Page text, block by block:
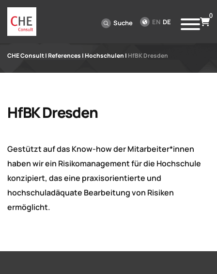
Suche EN DE
0
CHE Consult|References |Hochschulen | HfBK Dresden
HfBK Dresden
Gestützt auf das Know-how der Mitarbeiter*innen
haben wir ein Risikomanagement für die Hochschule
konzipiert, das eine praxisorientierte und
hochschuladäquate Bearbeitung von Risiken
ermöglicht.